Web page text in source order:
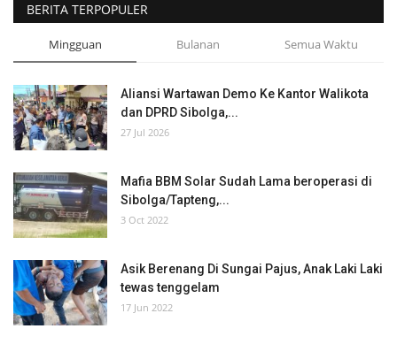
Foto
BERITA TERPOPULER
Mingguan Bulanan Semua Waktu
Aliansi Wartawan Demo Ke Kantor Walikota
dan DPRD Sibolga,...
27 Jul 2026
Mafia BBM Solar Sudah Lama beroperasi di
Sibolga/Tapteng,...
3 Oct 2022
Asik Berenang Di Sungai Pajus, Anak Laki Laki
tewas tenggelam
17 Jun 2022